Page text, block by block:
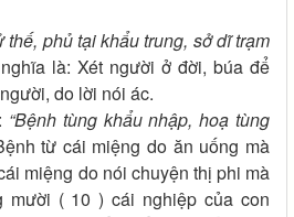
thế, phủ tại khẩu trung, sở dĩ trạm
là: Xét người ở đời, búa để
do lời nói ác.
“Bệnh tùng khẩu nhập, hoạ tùng
từ cái miệng do ăn uống mà
miệng do nói chuyện thị phi mà
mười ( 10 ) cái nghiệp của con